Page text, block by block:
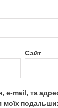
Сайт
e-mail, та
моїх